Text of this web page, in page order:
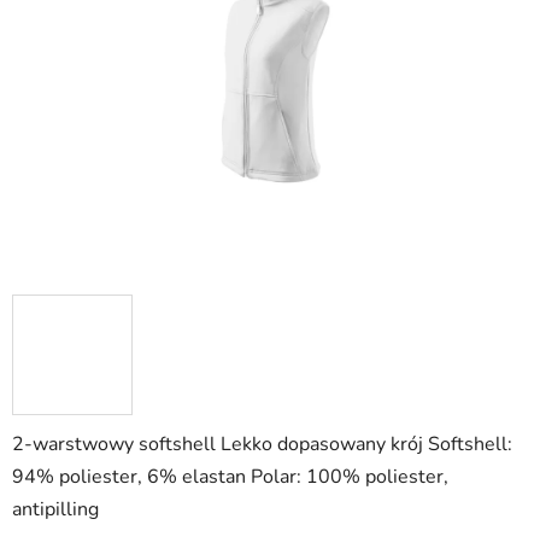
2-warstwowy softshell Lekko dopasowany krój Softshell:
94% poliester, 6% elastan Polar: 100% poliester,
antipilling